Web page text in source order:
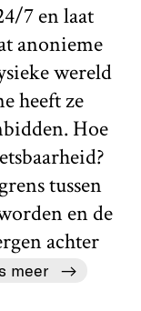
7 en laat
anonieme
wereld
heeft ze
Hoe
tussen
en de
achter
meer